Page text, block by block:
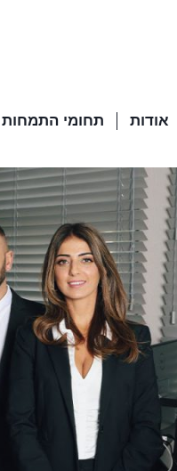
אודות תחומי התמחות